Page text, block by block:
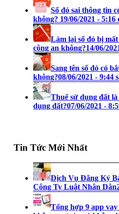
Sổ đỏ sai thông tin
không? 19/06/2021 - 5:16
Làm lại sổ đỏ bị
công an không?14/06/
Sang tên sổ đỏ có
không?08/06/2021 - 9:44
Thuế sử dụng đất
dụng đất?07/06/2021 -
Tin Tức Mới Nhất
Dịch Vụ Đăng Ký
Công Ty Luật Nhân Dân
Tổng hợp 9 app